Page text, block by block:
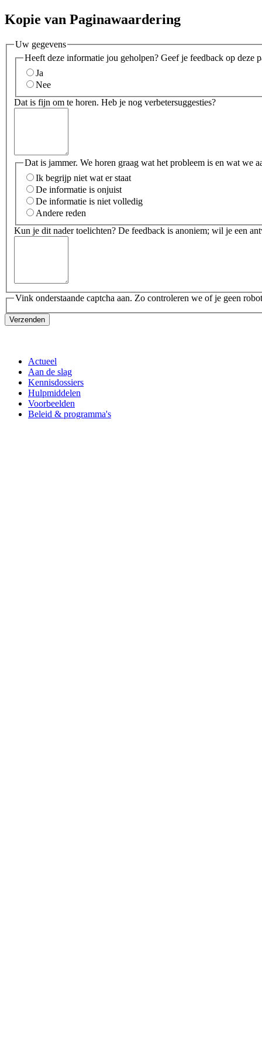
Kopie van Paginawaardering
Uw gegevens
Heeft deze informatie jou geholpen? Geef je feedback op deze
Ja
Nee
Dat is fijn om te horen. Heb je nog verbetersuggesties?
Dat is jammer. We horen graag wat het probleem is en wat we
Ik begrijp niet wat er staat
De informatie is onjuist
De informatie is niet volledig
Andere reden
Kun je dit nader toelichten? De feedback is anoniem; wil je een
Vink onderstaande captcha aan. Zo controleren we of je geen
Verzenden
Actueel
Aan de slag
Kennisdossiers
Hulpmiddelen
Voorbeelden
Beleid & programma's